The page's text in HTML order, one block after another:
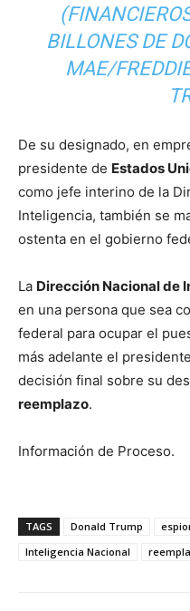
BILLONES DE
MAE/
De su designado, en
presidente de Estados
como jefe interino de la
Inteligencia, también se
ostenta en el gobierno
La Dirección Nacional de
en una persona que sea
federal para ocupar el
más adelante el presidente
decisión final sobre su
reemplazo.
Información de Proceso.
TAGS Donald Trump
Inteligencia Nacional